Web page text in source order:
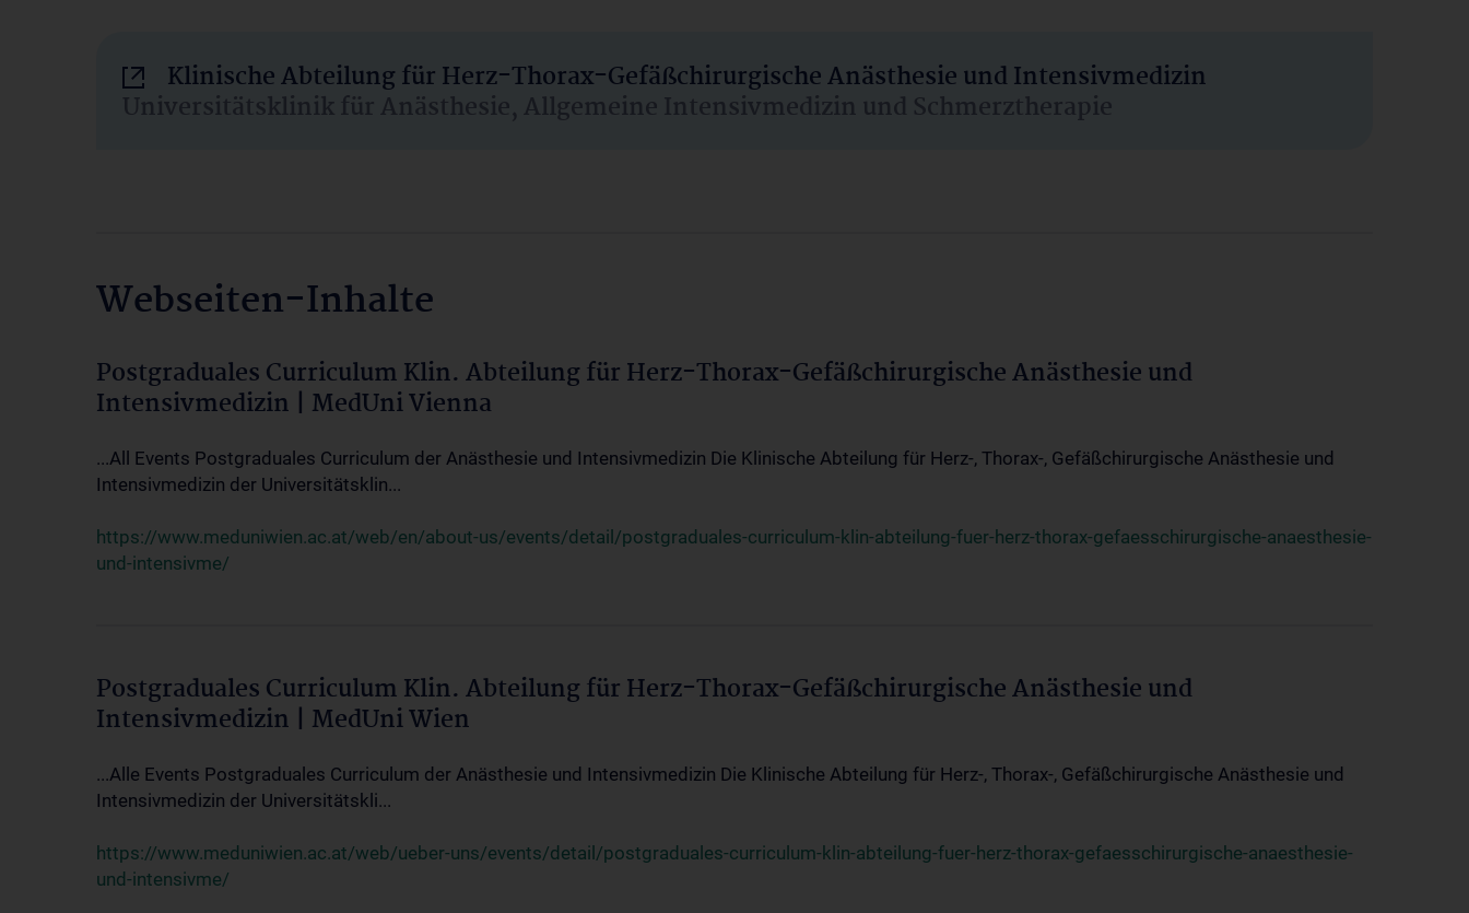
Klinische Abteilung für Herz-Thorax-Gefäßchirurgische Anästhesie und Intensivmedizin
Universitätsklinik für Anästhesie, Allgemeine Intensivmedizin und Schmerztherapie
Webseiten-Inhalte
Postgraduales Curriculum Klin. Abteilung für Herz-Thorax-Gefäßchirurgische Anästhesie und
Intensivmedizin | MedUni Vienna
...All Events Postgraduales Curriculum der Anästhesie und Intensivmedizin Die Klinische Abteilung für Herz-, Thorax-, Gefäßchirurgische Anästhesie und
Intensivmedizin der Universitätsklin...
https://www.meduniwien.ac.at/web/en/about-us/events/detail/postgraduales-curriculum-klin-abteilung-fuer-herz-thorax-gefaesschirurgische-anaesthesie-
und-intensivme/
Postgraduales Curriculum Klin. Abteilung für Herz-Thorax-Gefäßchirurgische Anästhesie und
Intensivmedizin | MedUni Wien
...Alle Events Postgraduales Curriculum der Anästhesie und Intensivmedizin Die Klinische Abteilung für Herz-, Thorax-, Gefäßchirurgische Anästhesie und
Intensivmedizin der Universitätskli...
https://www.meduniwien.ac.at/web/ueber-uns/events/detail/postgraduales-curriculum-klin-abteilung-fuer-herz-thorax-gefaesschirurgische-anaesthesie-
und-intensivme/